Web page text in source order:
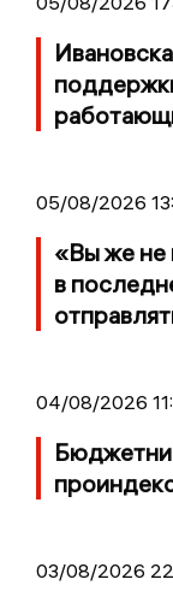
05/08/2026
«Вы же не
в
04/08/2026
03/08/2026